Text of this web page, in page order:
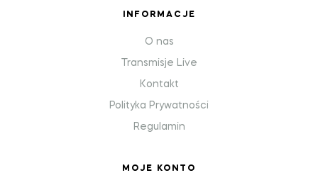
INFORMACJE
O nas
Transmisje Live
Kontakt
Polityka Prywatności
Regulamin
MOJE KONTO